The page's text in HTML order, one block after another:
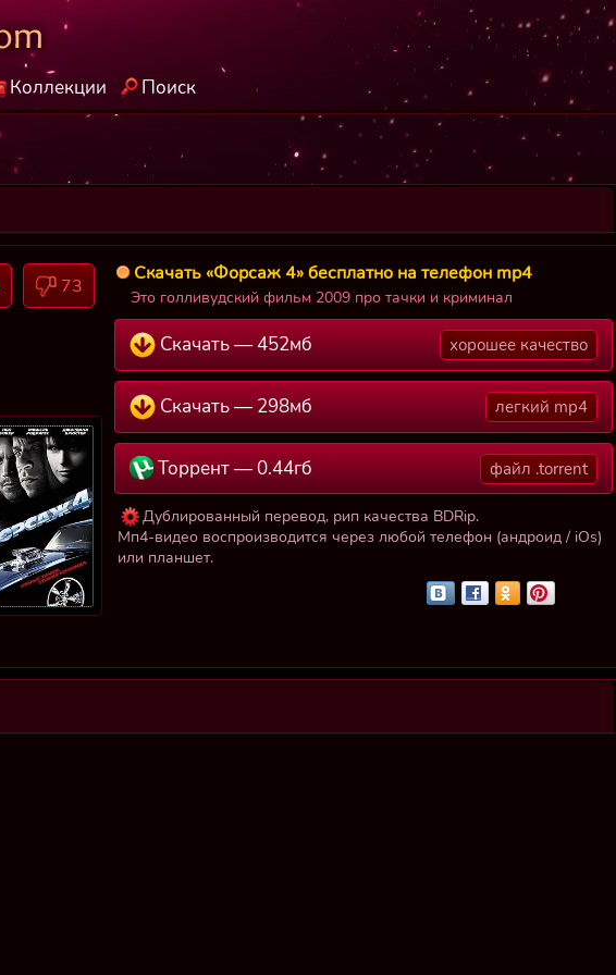
Коллекции Поиск
73
Скачать «Форсаж 4» бесплатно на телефон mp4
Это голливудский фильм 2009 про тачки и криминал
Скачать — 452мб хорошее качество
Скачать — 298мб легкий mp4
Торрент — 0.44гб файл .torrent
Дублированный перевод, рип качества BDRip.
Мп4-видео воспроизводится через любой телефон (андроид / iOs)
или планшет.